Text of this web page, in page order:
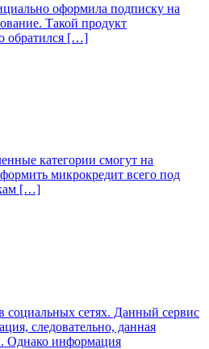
оформила подписку на
Такой продукт
обратился […]
категории смогут на
микрокредит всего под
[…]
социальных сетях. Данный сервис
следовательно, данная
Однако информация